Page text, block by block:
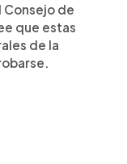
Consejo de
que estas
de la